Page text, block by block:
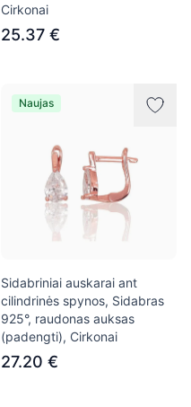
Cirkonai
25.37 €
Naujas
Sidabriniai auskarai ant
cilindrinės spynos, Sidabras
925°, raudonas auksas
(padengti), Cirkonai
27.20 €